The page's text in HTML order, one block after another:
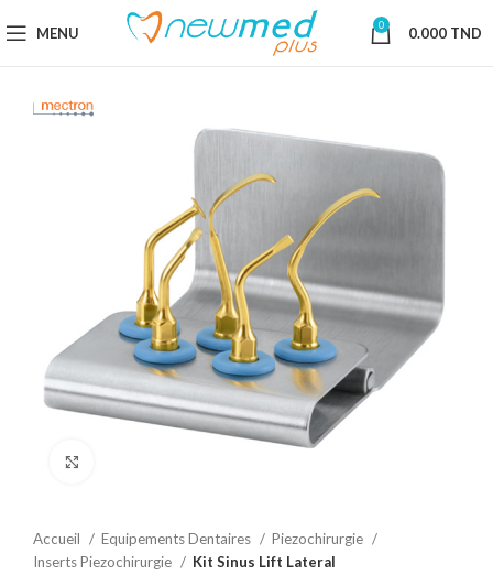
MENU 0 0.000 TND
Accueil Equipements Dentaires
Piezochirurgie
Inserts Piezochirurgie
Kit Sinus Lift Lateral